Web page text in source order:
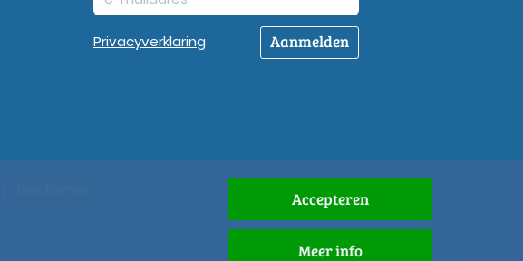
Privacyverklaring Aanmelden
Accepteren
Meer info